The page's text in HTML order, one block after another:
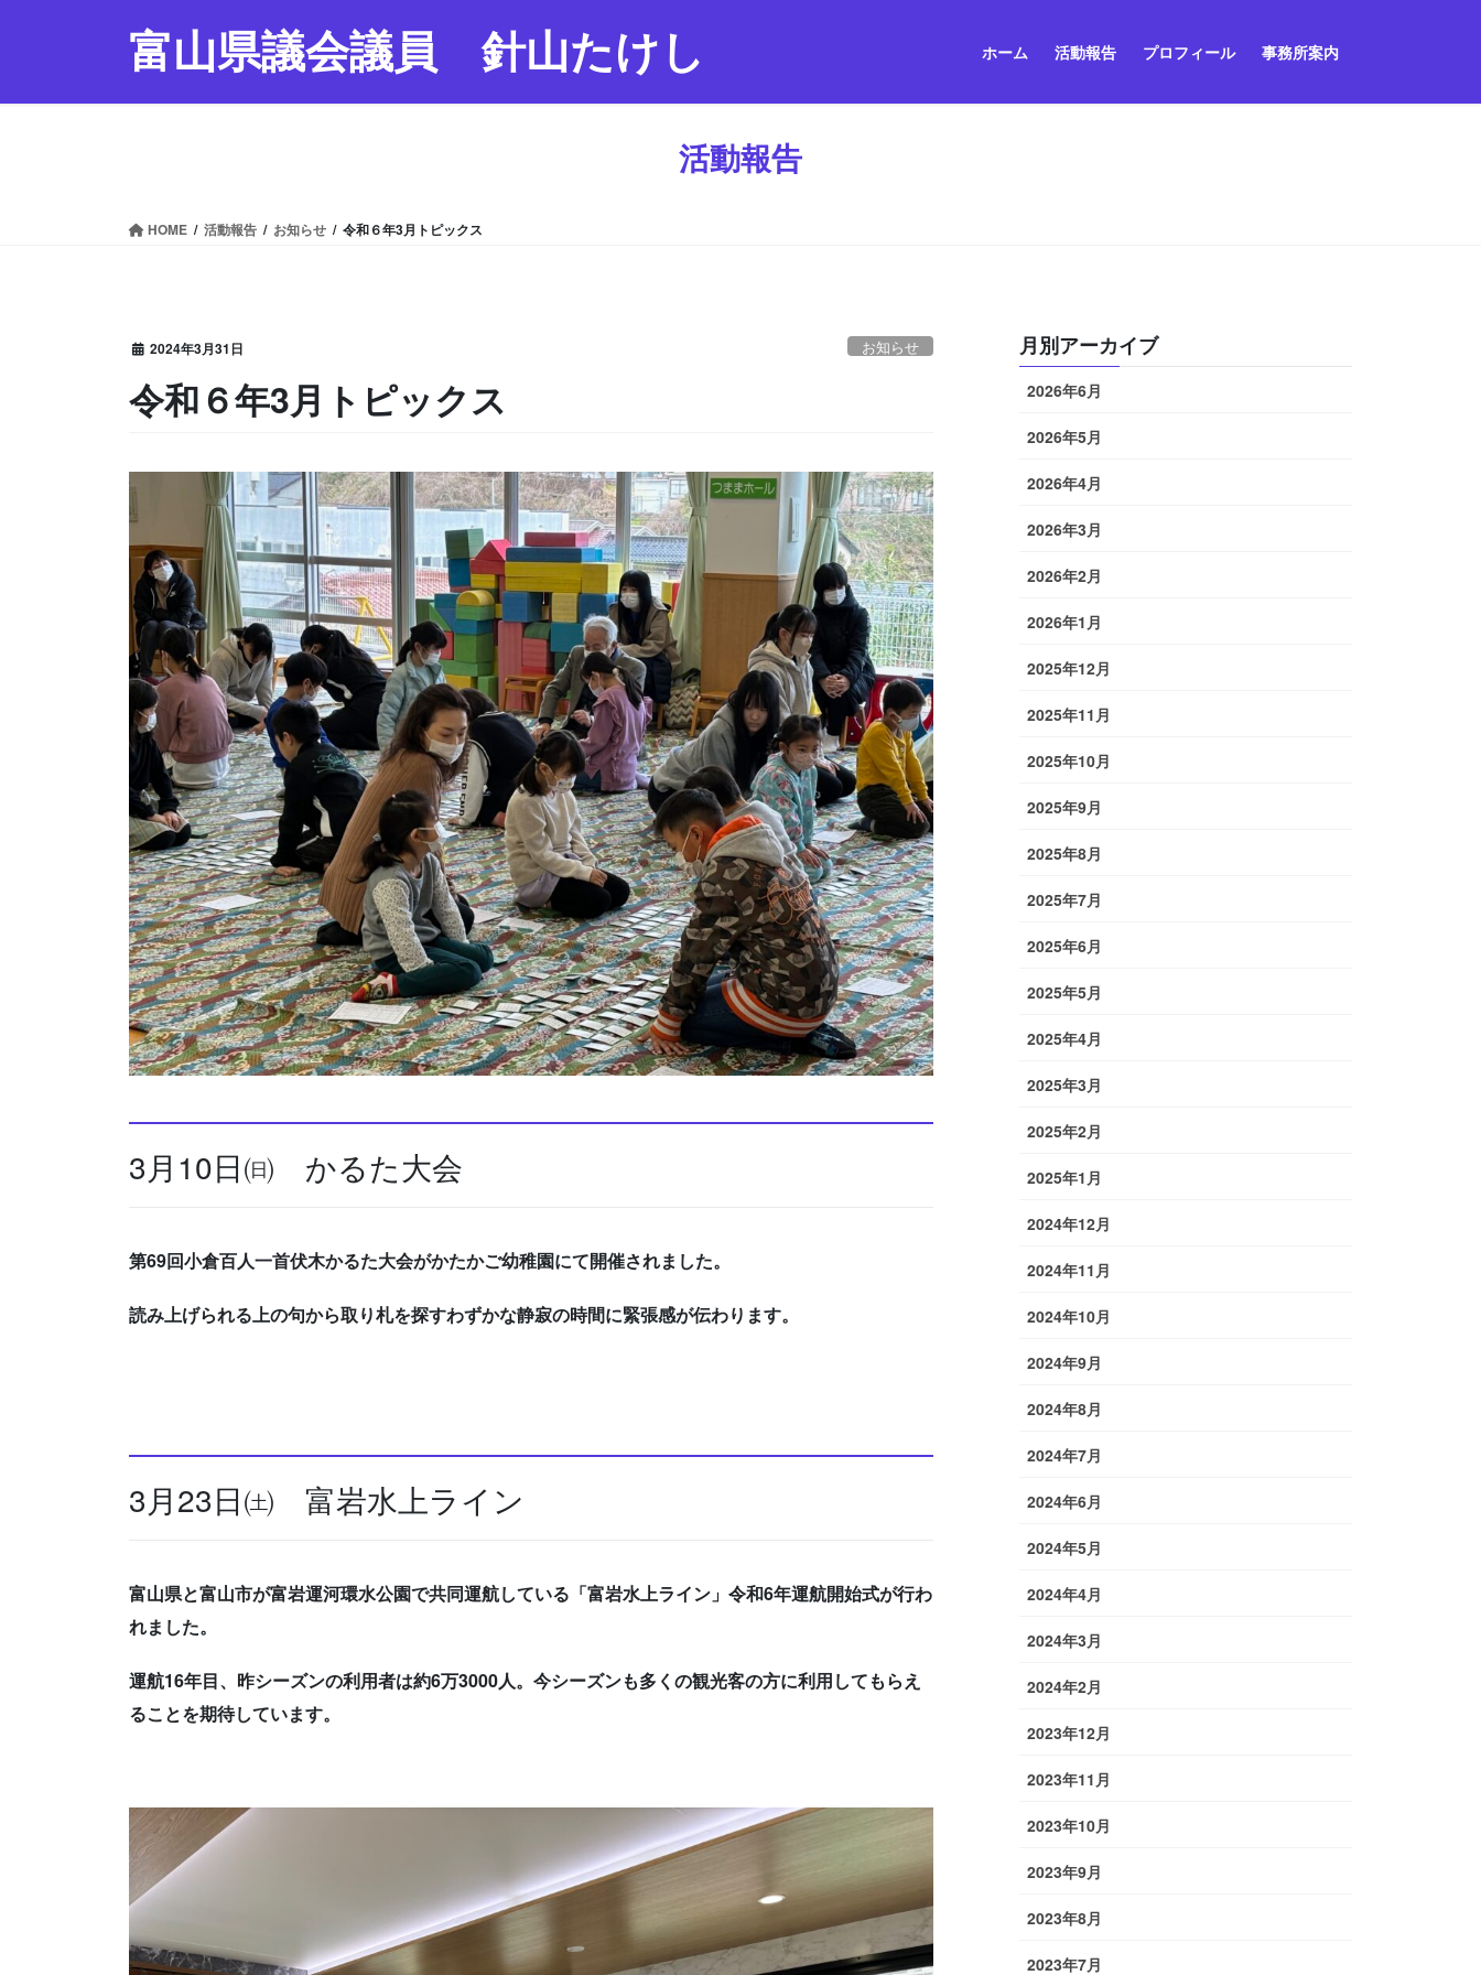
富山県議会議員 針山たけし ホーム 活動報告 プロフィール 事務所案内
活動報告
HOME 活動報告 お知らせ 令和６年3月トピックス
2024年3月31日 お知らせ
令和６年3月トピックス
3月10日㈰ かるた大会
第69回小倉百人一首伏木かるた大会がかたかご幼稚園にて開催されました。
読み上げられる上の句から取り札を探すわずかな静寂の時間に緊張感が伝わります。
3月23日㈯ 富岩水上ライン
富山県と富山市が富岩運河環水公園で共同運航している「富岩水上ライン」令和6年運航開始式が行わ
れました。
運航16年目、昨シーズンの利用者は約6万3000人。今シーズンも多くの観光客の方に利用してもらえ
ることを期待しています。
月別アーカイブ
2026年6月
2026年5月
2026年4月
2026年3月
2026年2月
2026年1月
2025年12月
2025年11月
2025年10月
2025年9月
2025年8月
2025年7月
2025年6月
2025年5月
2025年4月
2025年3月
2025年2月
2025年1月
2024年12月
2024年11月
2024年10月
2024年9月
2024年8月
2024年7月
2024年6月
2024年5月
2024年4月
2024年3月
2024年2月
2023年12月
2023年11月
2023年10月
2023年9月
2023年8月
2023年7月